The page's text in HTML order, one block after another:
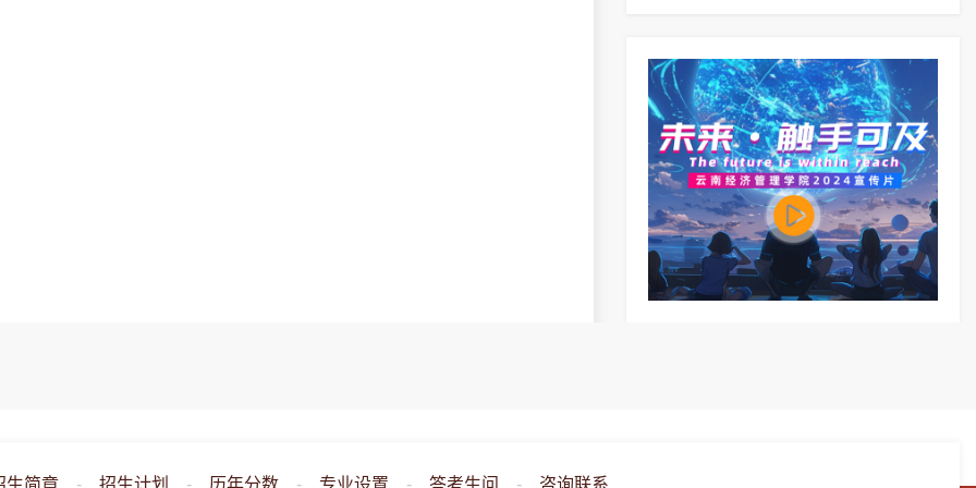
生简章 - 招生计划 - 历年分数 - 专业设置 - 答考生问 - 咨询联系